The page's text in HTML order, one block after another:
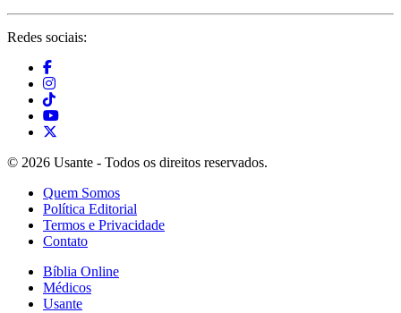
Redes sociais:
© 2026 Usante - Todos os direitos reservados.
Quem Somos
Política Editorial
Termos e Privacidade
Contato
Bíblia Online
Médicos
Usante